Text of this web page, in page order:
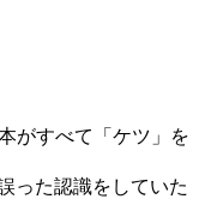
がすべて「ケツ」を
った認識をしていた